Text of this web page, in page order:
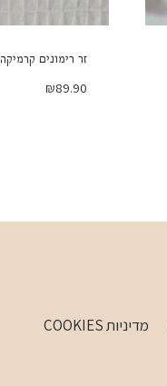
זר רימונים קרמיקה
₪89.90
מדיניות COOKIES